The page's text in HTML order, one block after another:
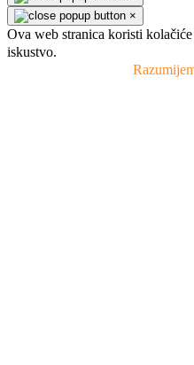
×
Ova web stranica koristi
iskustvo.